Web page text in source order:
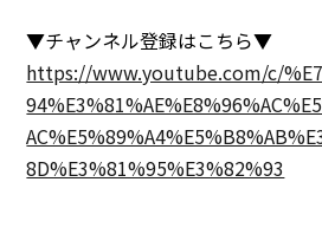
▼チャンネル登録はこちら▼
https://www.youtube.com/c/
8D%E3%81%95%E3%82%93